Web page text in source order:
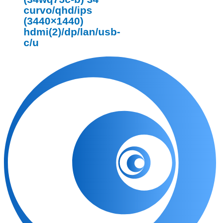
curvo/qhd/ips
(3440×1440)
hdmi(2)/dp/lan/usb-
c/u